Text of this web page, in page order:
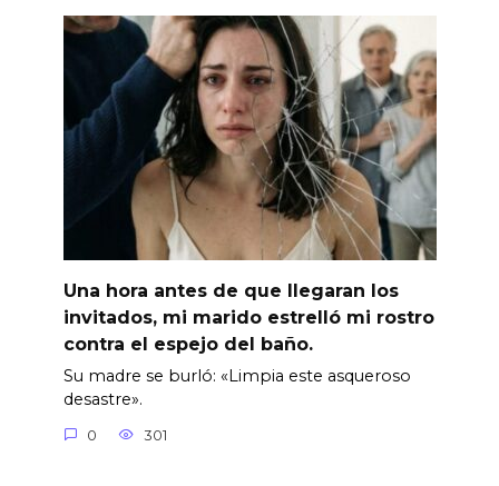
Una hora antes de que llegaran los
invitados, mi marido estrelló mi rostro
contra el espejo del baño.
Su madre se burló: «Limpia este asqueroso
desastre».
0 301